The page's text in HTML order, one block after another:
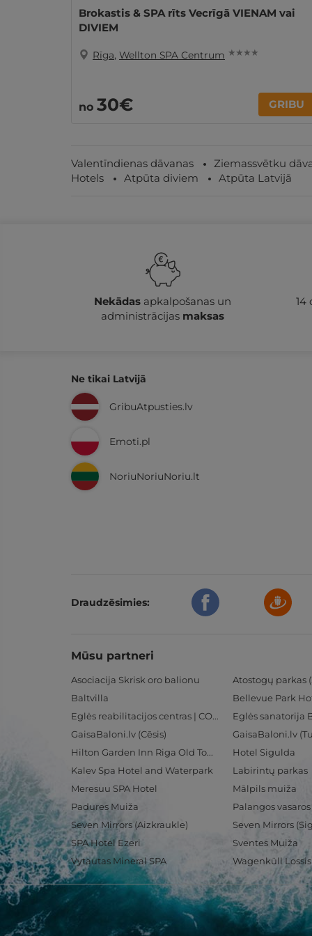
Brokastis & SPA rīts Vecrīgā VIENAM vai
DIVIEM
Rīga, Wellton SPA Centrum ★ ★ ★ ★
no 30€ GRIBU
Valentīndienas dāvanas Ziemassvētku
Hotels
Atpūta diviem Atpūta Latvijā
Nekādasapkalpošanas un
administrācijas maksas
14
Ne tikai Latvijā
GribuAtpusties.lv
Emoti.pl
NoriuNoriuNoriu.lt
Draudzēsimies:
Mūsu partneri
Asociacija Skrisk oro balionu Atostogų parkas
Baltvilla
Bellevue Park
Eglės reabilitacijos centras | CORE
Eglės sanatorija
GaisaBaloni.lv (Cēsis)
GaisaBaloni.lv
Hilton Garden Inn Riga Old Town
Hotel Sigulda
Kalev Spa Hotel and Waterpark
Labirintų parkas
Meresuu SPA Hotel
Mālpils muiža
Padures Muiža
Palangos
Seven Mirrors (Aizkraukle)
Seven Mirrors
SPA Hotel Ezeri
Sventes Muiža
Vytautas Mineral SPA
Wagenküll